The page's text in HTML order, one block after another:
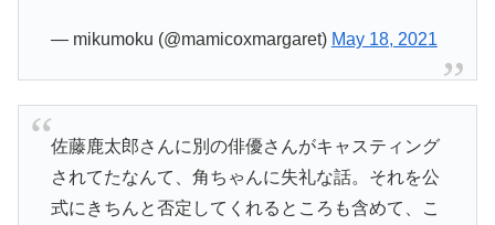
— mikumoku (@mamicoxmargaret) May 18, 2021
佐藤鹿太郎さんに別の俳優さんがキャスティング
されてたなんて、角ちゃんに失礼な話。それを公
式にきちんと否定してくれるところも含めて、こ